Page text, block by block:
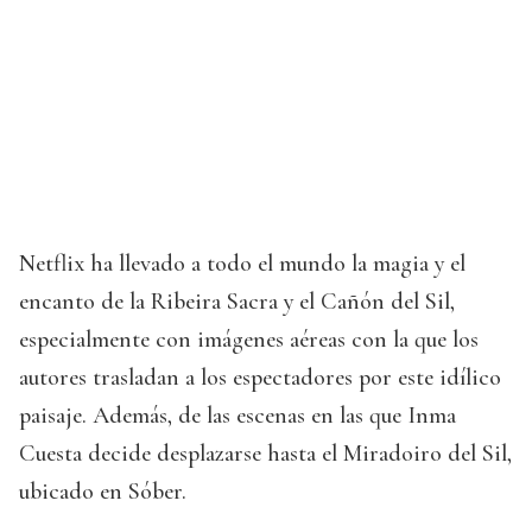
Netflix ha llevado a todo el mundo la magia y el
encanto de la Ribeira Sacra y el Cañón del Sil,
especialmente con imágenes aéreas con la que los
autores trasladan a los espectadores por este idílico
paisaje. Además, de las escenas en las que Inma
Cuesta decide desplazarse hasta el Miradoiro del Sil,
ubicado en Sóber.